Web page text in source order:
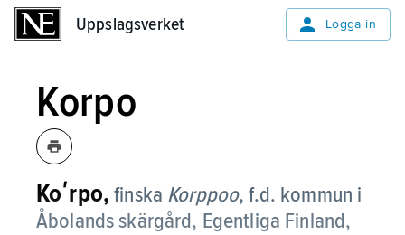
Uppslagsverket Logga in
Korpo
Koʹrpo, finska Korppoo,f.d. kommun i
Åbolands skärgård, Egentliga Finland,